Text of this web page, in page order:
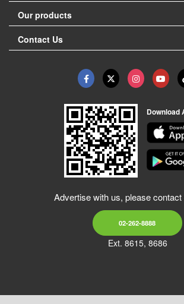
Our products
Contact Us
Download
Advertise with us, please contact
02-262-8888
Ext. 8615, 8686